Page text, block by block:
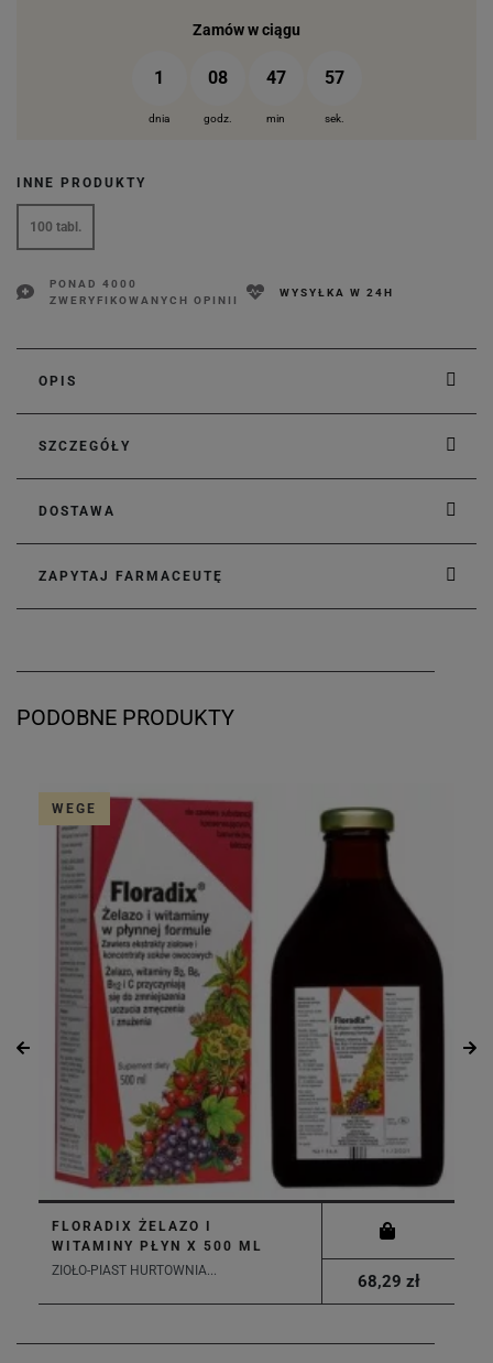
Zamów w ciągu
1 08 47 57
dnia godz. min sek.
INNE PRODUKTY
100 tabl.
PONAD 4000
ZWERYFIKOWANYCH OPINII
WYSYŁKA W 24H
OPIS
SZCZEGÓŁY
DOSTAWA
ZAPYTAJ FARMACEUTĘ
PODOBNE PRODUKTY
WEGE
FLORADIX ŻELAZO I
WITAMINY PŁYN X 500 ML
ZIOŁO-PIAST HURTOWNIA...
68,29 zł